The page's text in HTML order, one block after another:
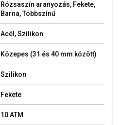
Rózsaszín aranyozás, Fekete,
Barna, Többszínű
Acél, Szilikon
Közepes (31 és 40 mm között)
Szilikon
Fekete
10 ATM